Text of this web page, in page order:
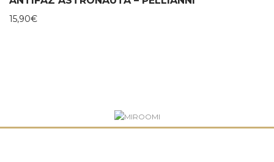
15,90€